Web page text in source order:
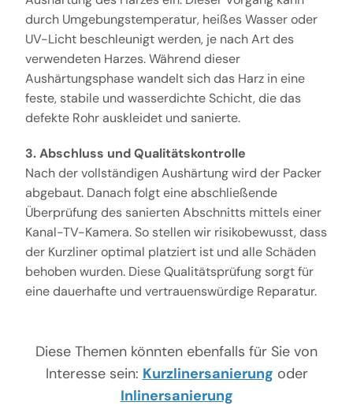
durch Umgebungstemperatur, heißes Wasser oder
UV-Licht beschleunigt werden, je nach Art des
verwendeten Harzes. Während dieser
Aushärtungsphase wandelt sich das Harz in eine
feste, stabile und wasserdichte Schicht, die das
defekte Rohr auskleidet und sanierte.
3. Abschluss und Qualitätskontrolle
Nach der vollständigen Aushärtung wird der Packer
abgebaut. Danach folgt eine abschließende
Überprüfung des sanierten Abschnitts mittels einer
Kanal-TV-Kamera. So stellen wir risikobewusst, dass
der Kurzliner optimal platziert ist und alle Schäden
behoben wurden. Diese Qualitätsprüfung sorgt für
eine dauerhafte und vertrauenswürdige Reparatur.
Diese Themen könnten ebenfalls für Sie von
Interesse sein: Kurzlinersanierung oder
Inlinersanierung